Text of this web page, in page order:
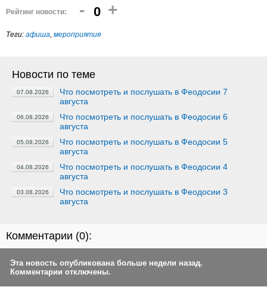
Рейтинг новости: - 0 +
Теги: афиша, мероприятия
Новости по теме
07.08.2026
Что посмотреть и послушать в Феодосии 7
августа
06.08.2026
Что посмотреть и послушать в Феодосии 6
августа
05.08.2026
Что посмотреть и послушать в Феодосии 5
августа
04.08.2026
Что посмотреть и послушать в Феодосии 4
августа
03.08.2026
Что посмотреть и послушать в Феодосии 3
августа
Комментарии (0):
Эта новость опубликована больше недели назад.
Комментарии отключены.